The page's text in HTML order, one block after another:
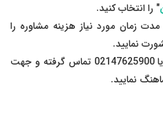
" را انتخاب کنید.
زمان مورد نیاز هزینه مشاوره را
نمایید.
با شماره 09212242670 و یا 02147625900 تماس گرفته و جهت
نمایید.